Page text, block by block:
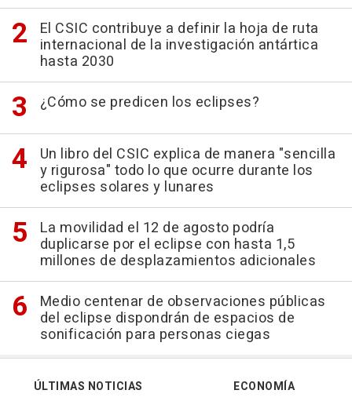
El CSIC contribuye a definir la hoja de ruta
internacional de la investigación antártica
hasta 2030
¿Cómo se predicen los eclipses?
Un libro del CSIC explica de manera "sencilla
y rigurosa" todo lo que ocurre durante los
eclipses solares y lunares
La movilidad el 12 de agosto podría
duplicarse por el eclipse con hasta 1,5
millones de desplazamientos adicionales
Medio centenar de observaciones públicas
del eclipse dispondrán de espacios de
sonificación para personas ciegas
ÚLTIMAS NOTICIAS
ECONOMÍA